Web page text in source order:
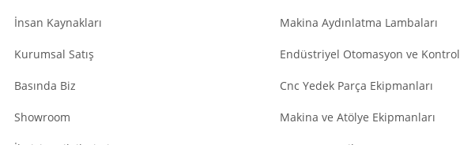
İnsan Kaynakları
Kurumsal Satış
Basında Biz
Showroom
Makina Aydınlatma Lambaları
Endüstriyel Otomasyon ve Kontrol
Cnc Yedek Parça Ekipmanları
Makina ve Atölye Ekipmanları